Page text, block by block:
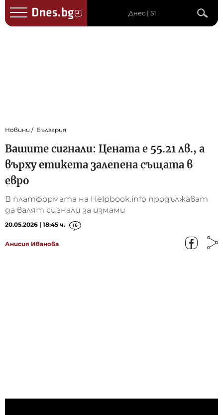
Днес | 51
Новини България
Вашите сигнали: Цената е 55.21 лв., а
върху етикета залепена същата в
евро
В платформата на Helpbook.info продължават
да валят сигнали за измами
20.05.2026 | 18:45 ч. 16
Анисия Иванова